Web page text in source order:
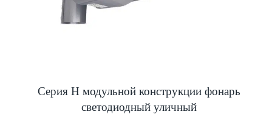
Серия H модульной конструкции фонарь
светодиодный уличный